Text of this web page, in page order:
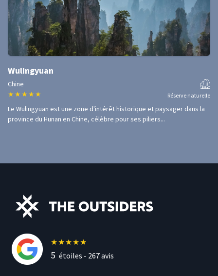
Wulingyuan
Chine
★ ★ ★ ★ ★ Réserve naturelle
Le Wulingyuan est une zone d'intérêt historique et paysager dans la
province du Hunan en Chine, célèbre pour ses piliers...
★★★★★
5 étoiles - 267avis